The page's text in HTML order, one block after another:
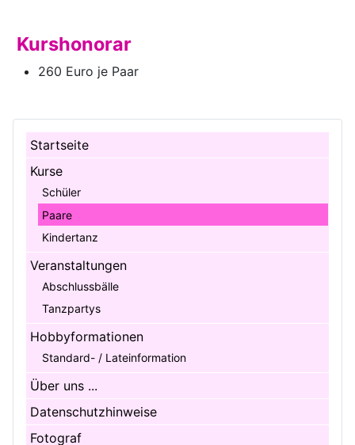
Startseite
Kurse
Schüler
Paare
Kindertanz
Veranstaltungen
Abschlussbälle
Tanzpartys
Hobbyformationen
Standard- / Lateinformation
Über uns ...
Datenschutzhinweise
Fotograf
Kurshonorar
260 Euro je Paar